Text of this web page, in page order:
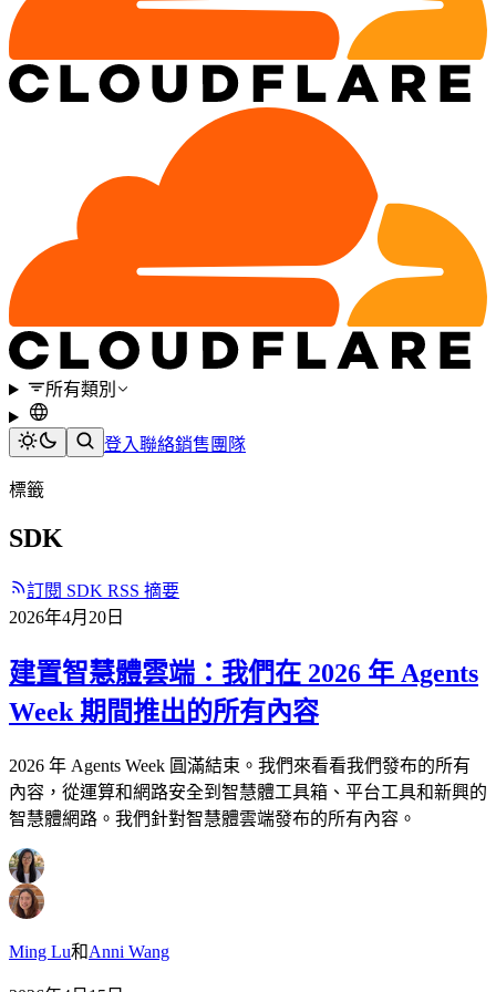
所有類別
登入聯絡銷售團隊
標籤
SDK
訂閱 SDK RSS 摘要
2026年4月20日
建置智慧體雲端：我們在 2026 年 Agents
Week 期間推出的所有內容
2026 年 Agents Week 圓滿結束。我們來看看我們發布的所有
內容，從運算和網路安全到智慧體工具箱、平台工具和新興的
智慧體網路。我們針對智慧體雲端發布的所有內容。
Ming Lu和Anni Wang